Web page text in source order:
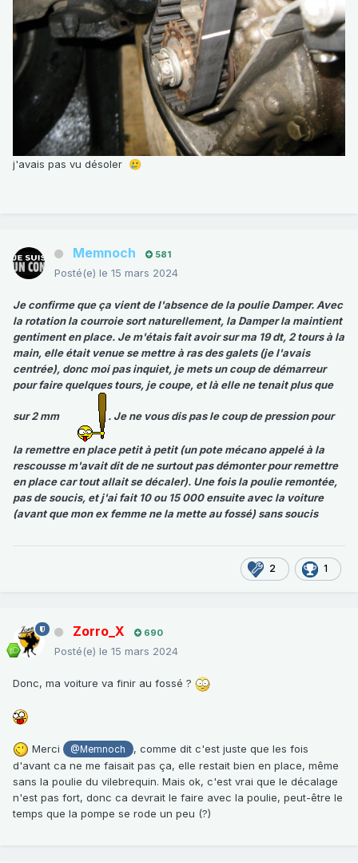
j'avais pas vu désoler 🥲
Memnoch 581
Posté(e) le 15 mars 2024
Je confirme que ça vient de l'absence de la poulie Damper. Avec
la rotation la courroie sort naturellement, la Damper la maintient
gentiment en place. Je m'étais fait avoir sur ma 19 dt, 2 tours à la
main, elle était venue se mettre à ras des galets (je l'avais
centrée), donc moi pas inquiet, je mets un coup de démarreur
pour faire quelques tours, je coupe, et là elle ne tenait plus que
sur 2 mm . Je ne vous dis pas le coup de pression pour
la remettre en place petit à petit (un pote mécano appelé à la
rescousse m'avait dit de ne surtout pas démonter pour remettre
en place car tout allait se décaler). Une fois la poulie remontée,
pas de soucis, et j'ai fait 10 ou 15 000 ensuite avec la voiture
(avant que mon ex femme ne la mette au fossé) sans soucis
2 1
Zorro_X 690
Posté(e) le 15 mars 2024
Donc, ma voiture va finir au fossé ?
Merci @Memnoch
, comme dit c'est juste que les fois
d'avant ca ne me faisait pas ça, elle restait bien en place, même
sans la poulie du vilebrequin. Mais ok, c'est vrai que le décalage
n'est pas fort, donc ca devrait le faire avec la poulie, peut-être le
temps que la pompe se rode un peu (?)